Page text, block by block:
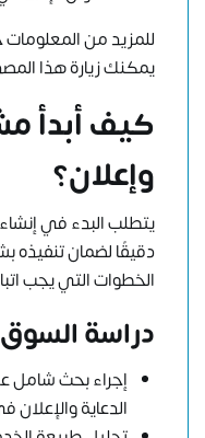
للمزيد من
يمكنك زيارةهذا
كيف أبدأ
وإعلان؟
يتطلب البدء في
دقيقًا لضمان
الخطوات التي يجب
دراسة
إجراء بحث
الدعاية